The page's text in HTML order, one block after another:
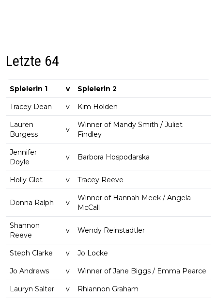
Letzte 64
Spielerin 1 v Spielerin 2
Tracey Dean v Kim Holden
Lauren
Burgess
v
Winner of Mandy Smith / Juliet
Findley
Jennifer
Doyle
v Barbora Hospodarska
Holly Glet v Tracey Reeve
Donna Ralph v
Winner of Hannah Meek / Angela
McCall
Shannon
Reeve
v Wendy Reinstadtler
Steph Clarke v Jo Locke
Jo Andrews v Winner of Jane Biggs / Emma Pearce
Lauryn Salter v Rhiannon Graham